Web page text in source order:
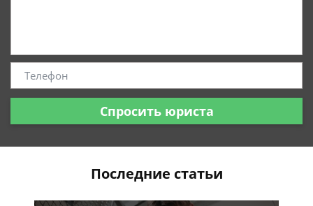
Спросить юриста
Последние статьи